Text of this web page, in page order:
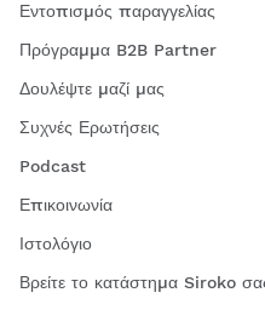
Εντοπισμός παραγγελίας
Πρόγραμμα B2B Partner
Δουλέψτε μαζί μας
Συχνές Ερωτήσεις
Podcast
Επικοινωνία
Ιστολόγιο
Βρείτε το κατάστημα Siroko